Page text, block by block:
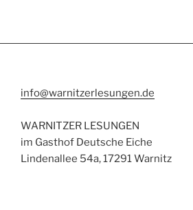
info@warnitzerlesungen.de
WARNITZER LESUNGEN
im Gasthof Deutsche Eiche
Lindenallee 54a, 17291 Warnitz